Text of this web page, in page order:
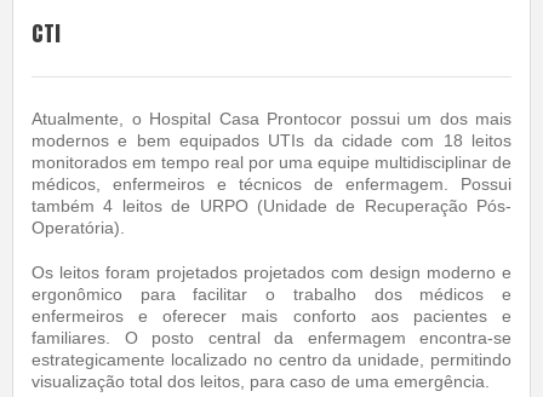
CTI
Atualmente, o Hospital Casa Prontocor possui um dos mais
modernos e bem equipados UTIs da cidade com 18 leitos
monitorados em tempo real por uma equipe multidisciplinar de
médicos, enfermeiros e técnicos de enfermagem. Possui
também 4 leitos de URPO (Unidade de Recuperação Pós-
Operatória).
Os leitos foram projetados projetados com design moderno e
ergonômico para facilitar o trabalho dos médicos e
enfermeiros e oferecer mais conforto aos pacientes e
familiares. O posto central da enfermagem encontra-se
estrategicamente localizado no centro da unidade, permitindo
visualização total dos leitos, para caso de uma emergência.